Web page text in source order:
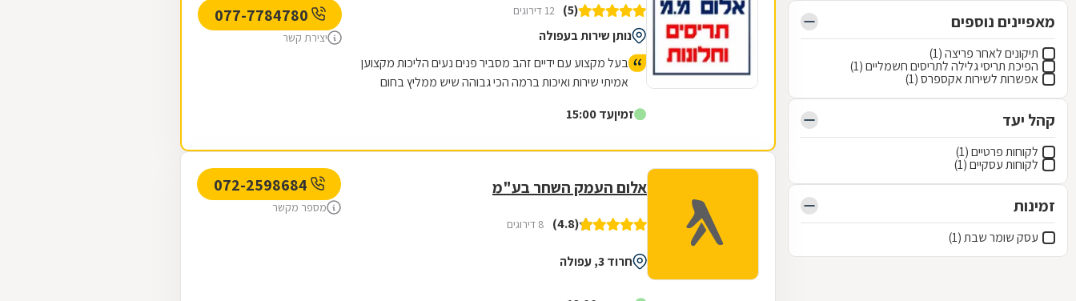
מאפיינים נוספים
תיקונים לאחר פריצה (1)
הפיכת תריסי גלילה לתריסים חשמליים (1)
אפשרות לשירות אקספרס (1)
קהל יעד
לקוחות פרטיים (1)
לקוחות עסקיים (1)
זמינות
עסק שומר שבת (1)
(5) 12 דירוגים
נותן שירות בעפולה
בעל מקצוע עם ידיים זהב מסביר פנים נעים הליכות מקצוען
אמיתי שירות ואיכות ברמה הכי גבוהה שיש ממליץ בחום
זמיןעד 15:00
יצירת קשר
אלום העמק השחר בע"מ
(4.8) 8 דירוגים
חרוד 3, עפולה
מספר מקשר